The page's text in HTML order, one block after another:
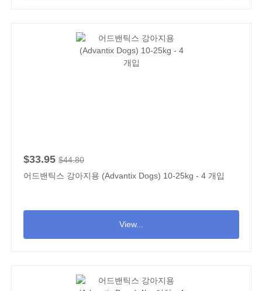
$33.95 $44.80
어드밴틱스 강아지용 (Advantix Dogs) 10-25kg - 4 개입
View...